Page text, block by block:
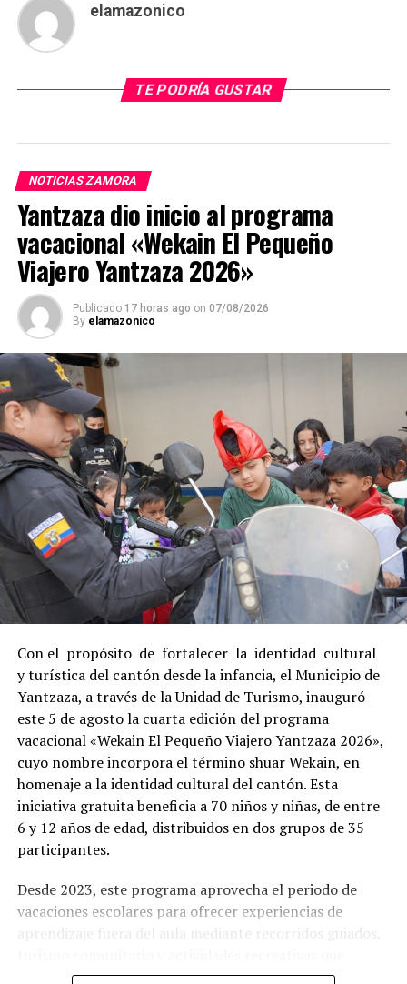
elamazonico
TE PODRÍA GUSTAR
NOTICIAS ZAMORA
Yantzaza dio inicio al programa
vacacional «Wekain El Pequeño
Viajero Yantzaza 2026»
Publicado 17 horas ago on 07/08/2026
By elamazonico
Con el propósito de fortalecer la identidad cultural
y turística del cantón desde la infancia, el Municipio de
Yantzaza, a través de la Unidad de Turismo, inauguró
este 5 de agosto la cuarta edición del programa
vacacional «Wekain El Pequeño Viajero Yantzaza 2026»,
cuyo nombre incorpora el término shuar Wekain, en
homenaje a la identidad cultural del cantón. Esta
iniciativa gratuita beneficia a 70 niños y niñas, de entre
6 y 12 años de edad, distribuidos en dos grupos de 35
participantes.
Desde 2023, este programa aprovecha el periodo de
vacaciones escolares para ofrecer experiencias de
aprendizaje fuera del aula mediante recorridos guiados,
fortalecen el sentido de pertenencia de los